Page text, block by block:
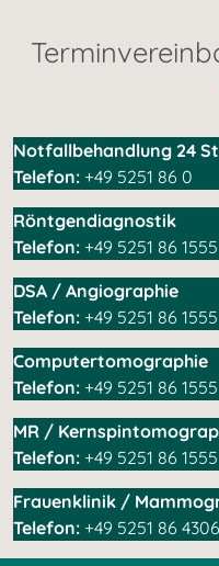
Notfallbehandlung 24
Telefon: +49 5251 86 0
Röntgendiagnostik
Telefon: +49 5251 86 1555
DSA / Angiographie
Telefon: +49 5251 86 1555
Computertomographie
Telefon: +49 5251 86 1555
MR /
Telefon: +49 5251 86 1555
Frauenklinik /
Telefon: +49 5251 86 4306